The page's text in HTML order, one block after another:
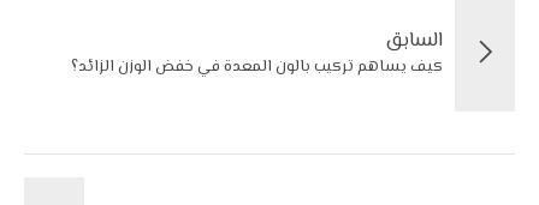
السابق
كيف يساهم تركيب بالون المعدة في خفض الوزن الزائد؟